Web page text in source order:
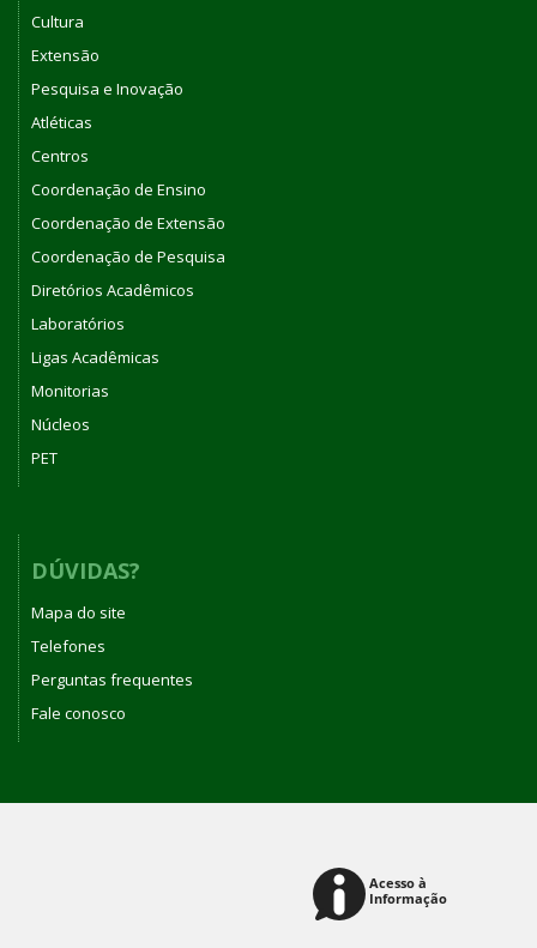
Cultura
Extensão
Pesquisa e Inovação
Atléticas
Centros
Coordenação de Ensino
Coordenação de Extensão
Coordenação de Pesquisa
Diretórios Acadêmicos
Laboratórios
Ligas Acadêmicas
Monitorias
Núcleos
PET
DÚVIDAS?
Mapa do site
Telefones
Perguntas frequentes
Fale conosco